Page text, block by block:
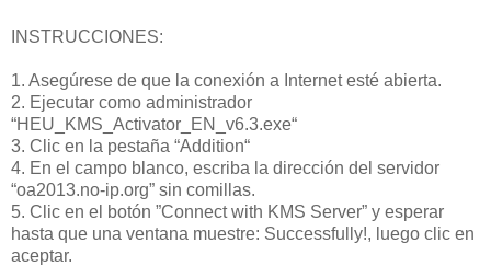
INSTRUCCIONES:
1. Asegúrese de que la conexión a Internet esté abierta.
2. Ejecutar como administrador
“HEU_KMS_Activator_EN_v6.3.exe“
3. Clic en la pestaña “Addition“
4. En el campo blanco, escriba la dirección del servidor
“oa2013.no-ip.org” sin comillas.
5. Clic en el botón ”Connect with KMS Server” y esperar
hasta que una ventana muestre: Successfully!, luego clic en
aceptar.